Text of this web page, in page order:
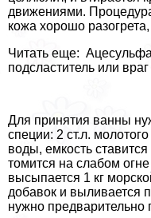
движениями.
кожа хорошо
Читать еще:
подсластитель или
Для принятия ванны
специи: 2 ст.л.
воды, емкость
томится на слабом
высыпается 1 кг
добавок и выливается
нужно предварительно